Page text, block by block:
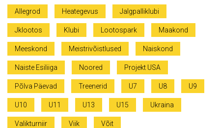
Allegrod Heategevus Jalgpalliklubi
Jklootos Klubi Lootospark Maakond
Meeskond Meistrivõistlused Naiskond
Naiste Esiliiga Noored Projekt USA
Põlva Päevad Treenerid U7 U8 U9
U10 U11 U13 U15 Ukraina
Valikturniir Viik Võit